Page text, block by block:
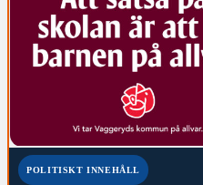
POLITISKT INNEHÅLL